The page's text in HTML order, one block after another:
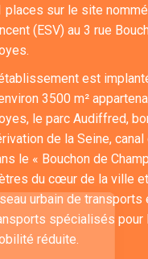
places sur le site
(ESV) au 3 rue
est
3500 m²
le parc Audiffred,
de la Seine,
le « Bouchon de
du cœur de la ville
urbain de transports
spécialisés pour
réduite.
!